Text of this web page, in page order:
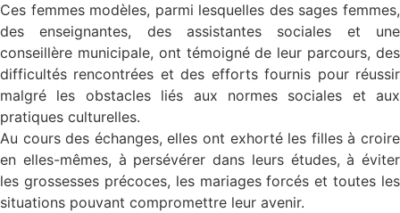
Ces femmes modèles, parmi lesquelles des sages femmes,
des enseignantes, des assistantes sociales et une
conseillère municipale, ont témoigné de leur parcours, des
difficultés rencontrées et des efforts fournis pour réussir
malgré les obstacles liés aux normes sociales et aux
pratiques culturelles.
Au cours des échanges, elles ont exhorté les filles à croire
en elles-mêmes, à persévérer dans leurs études, à éviter
les grossesses précoces, les mariages forcés et toutes les
situations pouvant compromettre leur avenir.